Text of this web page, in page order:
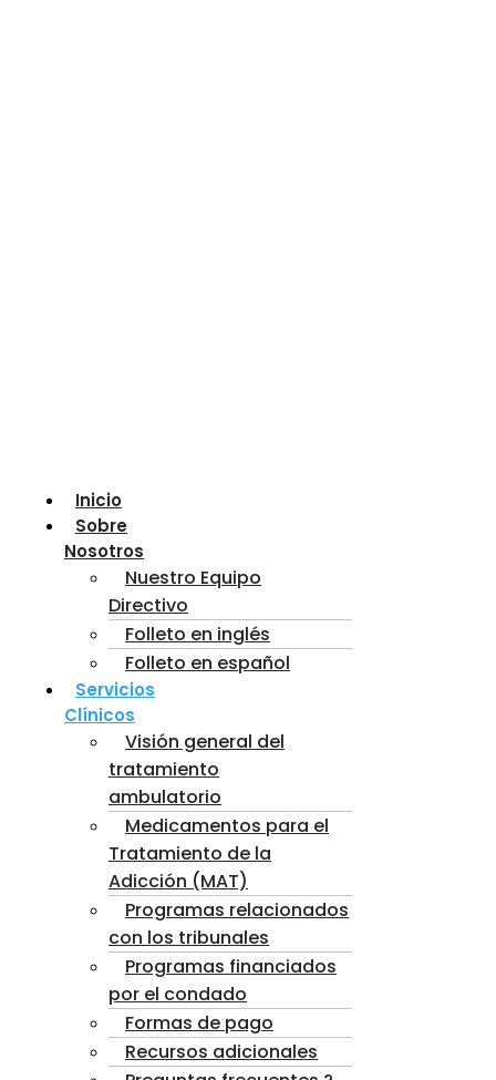
Inicio
Sobre
Nosotros
Nuestro Equipo
Directivo
Folleto en inglés
Folleto en español
Servicios
Clínicos
Visión general del
tratamiento
ambulatorio
Medicamentos para el
Tratamiento de la
Adicción (MAT)
Programas relacionados
con los tribunales
Programas financiados
por el condado
Formas de pago
Recursos adicionales